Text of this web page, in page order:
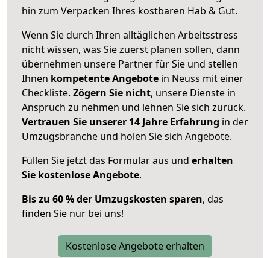
hin zum Verpacken Ihres kostbaren Hab & Gut.
Wenn Sie durch Ihren alltäglichen Arbeitsstress
nicht wissen, was Sie zuerst planen sollen, dann
übernehmen unsere Partner für Sie und stellen
Ihnen kompetente Angebote in Neuss mit einer
Checkliste. Zögern Sie nicht, unsere Dienste in
Anspruch zu nehmen und lehnen Sie sich zurück.
Vertrauen Sie unserer 14 Jahre Erfahrung in der
Umzugsbranche und holen Sie sich Angebote.
Füllen Sie jetzt das Formular aus und erhalten
Sie kostenlose Angebote.
Bis zu 60 % der Umzugskosten sparen, das
finden Sie nur bei uns!
Kostenlose Angebote erhalten